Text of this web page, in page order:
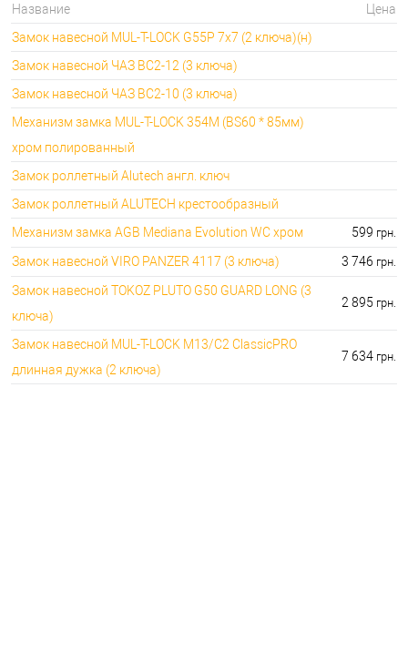
🔐Замки для ролетов:
🔑 самый дешевый: 600.00 грн. самый дорогой:
660.00 грн.
Название
Цена
Замок навесной MUL-T-LOCK G55P 7x7 (2 ключа)(н)
Замок навесной ЧАЗ ВС2-12 (3 ключа)
Замок навесной ЧАЗ ВС2-10 (3 ключа)
Механизм замка MUL-T-LOCK 354M (BS60 * 85мм)
хром полированный
Замок роллетный Alutech англ. ключ
Замок роллетный ALUTECH крестообразный
Механизм замка AGB Mediana Evolution WC хром
599 грн.
Замок навесной VIRO PANZER 4117 (3 ключа) 3 746 грн.
Замок навесной TOKOZ PLUTO G50 GUARD LONG (3
ключа)
2 895 грн.
Замок навесной MUL-T-LOCK M13/C2 ClassicPRO
длинная дужка (2 ключа)
7 634 грн.